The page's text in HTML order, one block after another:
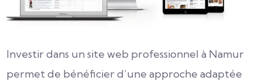
Investir dans un site web professionnel à Namur
permet de bénéficier d’une approche adaptée